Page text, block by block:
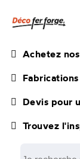
Achetez
Devis pour
Trouvez